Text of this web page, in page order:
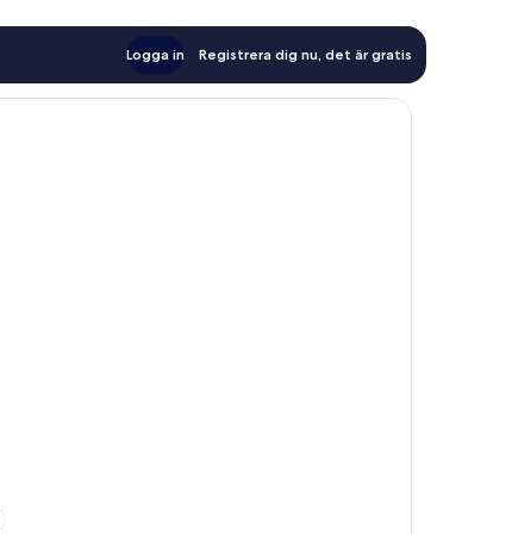
Logga in Registrera dig nu, det är gratis